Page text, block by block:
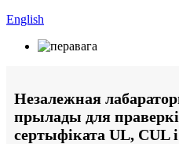
English
Незалежная
прылады для
сертыфіката UL, CUL